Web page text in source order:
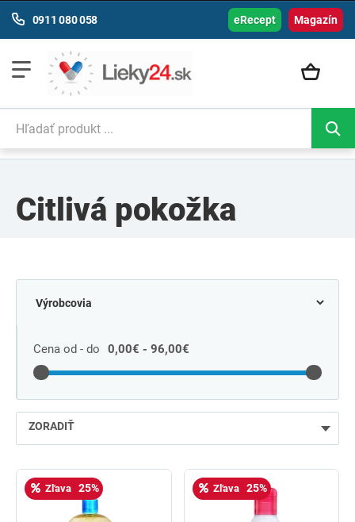
Magazín
0911 080 058 eRecept
Citlivá pokožka
Cena od - do 0,00€ - 96,00€
ZORADIŤ
najdrahšie
Zľava 25% Zľava 25%